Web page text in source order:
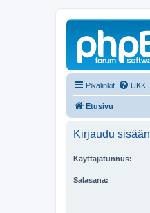
Pikalinkit UKK
Etusivu
Kirjaudu sisään
Käyttäjätunnus:
Salasana: